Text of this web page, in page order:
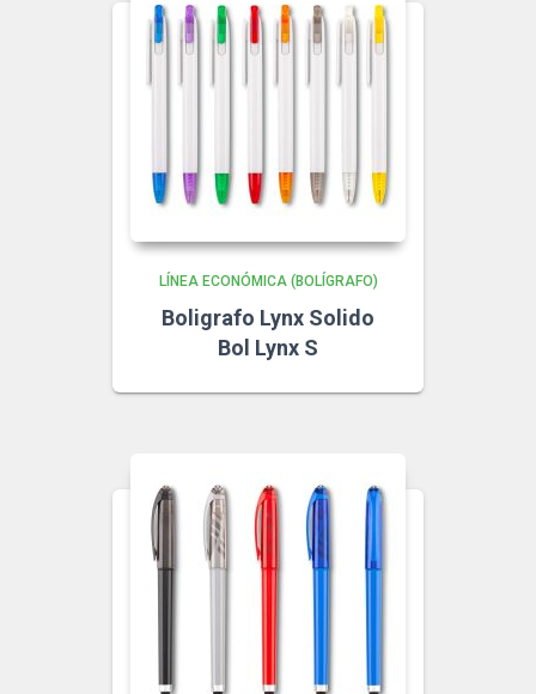
LÍNEA ECONÓMICA (BOLÍGRAFO)
Boligrafo Lynx Solido
Bol Lynx S